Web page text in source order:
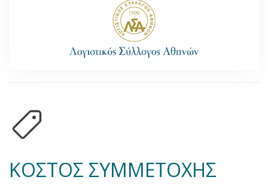
ΚΟΣΤΟΣ ΣΥΜΜΕΤΟΧΗΣ